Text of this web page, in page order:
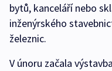
bytů, kanceláří nebo
inženýrského
železnic.
V únoru začala